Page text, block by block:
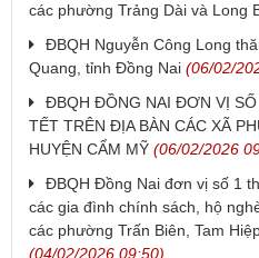
các phường Trảng Dài và Long
ĐBQH Nguyễn Công Long
Quang, tỉnh Đồng Nai (06/02/
ĐBQH ĐỒNG NAI ĐƠN VỊ
TẾT TRÊN ĐỊA BÀN CÁC XÃ
HUYỆN CẨM MỸ (06/02/2026
ĐBQH Đồng Nai đơn vị số 1
các gia đình chính sách, hộ
các phường Trấn Biên, Tam
(04/02/2026 09:50)